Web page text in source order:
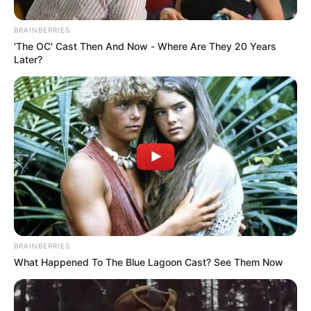
Lea también:
Emilio Tapia se entregaría en las próximas
BRAINBERRIES
'The OC' Cast Then And Now - Where Are They 20 Years
Later?
BRAINBERRIES
What Happened To The Blue Lagoon Cast? See Them Now